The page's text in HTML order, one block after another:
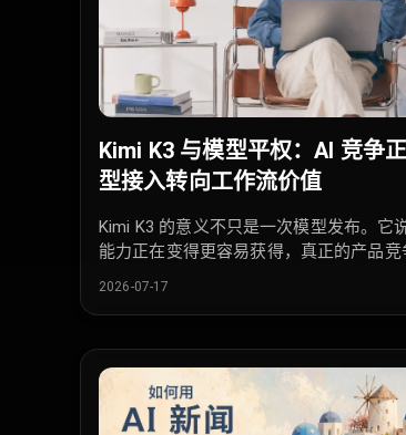
Kimi K3 与模型平权：AI 竞争
型接入转向工作流价值
Kimi K3 的意义不只是一次模型发布。它
能力正在变得更容易获得，真正的产品竞
2026-07-17